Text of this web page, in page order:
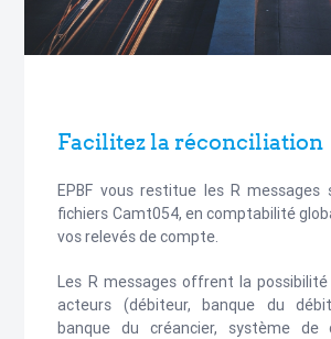
Facilitez la réconciliation
EPBF vous restitue les R messages
fichiers Camt054, en comptabilité
vos relevés de compte.
Les R messages offrent la
acteurs (débiteur, banque du
banque du créancier, système de